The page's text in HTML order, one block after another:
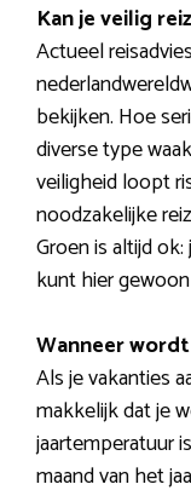
Kan je veilig
Actueel
bekijken. Hoe
diverse type
veiligheid loopt
noodzakelijke
Groen is altijd
kunt hier
Wanneer
Als je vakanties
makkelijk dat je
jaartemperatuur
maand van het